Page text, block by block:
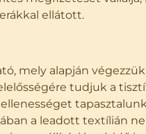
ellátott.
mely alapján végezzük
tudjuk a
a leadott textílián